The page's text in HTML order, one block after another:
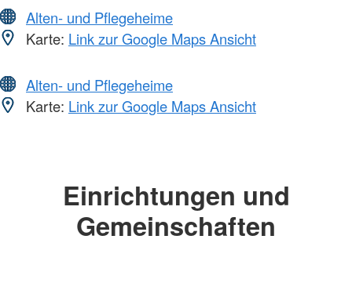
Alten- und Pflegeheime
Karte: Link zur Google Maps Ansicht
Alten- und Pflegeheime
Karte: Link zur Google Maps Ansicht
Einrichtungen und
Gemeinschaften